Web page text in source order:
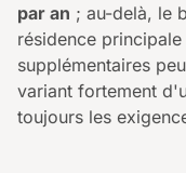
par an ; au-delà, le
résidence
supplémentaires
variant fortement
toujours les